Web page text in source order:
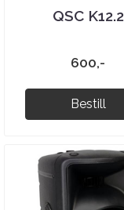
QSC K12.2
600,-
Bestill